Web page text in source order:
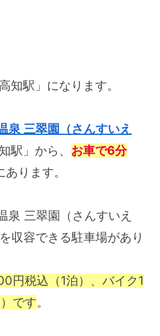
知駅」になります。
泉 三翠園（さんすいえ
駅」から、 お車で6分
ります。
泉 三翠園（さんすいえ
収容できる駐車場があり
円税込（1泊）、バイク1
です。